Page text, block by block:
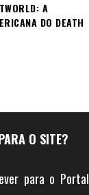
A
DO DEATH
O SITE?
para o Portal